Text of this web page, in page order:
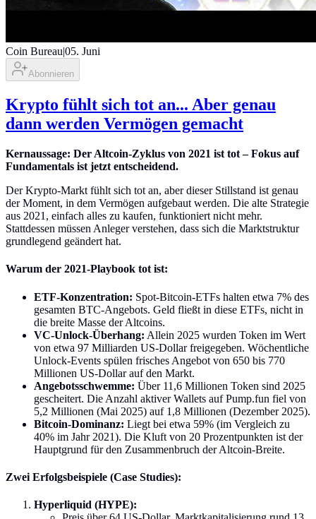
Coin Bureau|05. Juni
Abonnieren
Krypto fühlt sich tot an... Aber genau
dann werden Vermögen gemacht
Kernaussage: Der Altcoin-Zyklus von 2021 ist tot – Fokus auf
Fundamentals ist jetzt entscheidend.
Der Krypto-Markt fühlt sich tot an, aber dieser Stillstand ist genau
der Moment, in dem Vermögen aufgebaut werden. Die alte Strategie
aus 2021, einfach alles zu kaufen, funktioniert nicht mehr.
Stattdessen müssen Anleger verstehen, dass sich die Marktstruktur
grundlegend geändert hat.
Warum der 2021-Playbook tot ist:
ETF-Konzentration: Spot-Bitcoin-ETFs halten etwa 7% des
gesamten BTC-Angebots. Geld fließt in diese ETFs, nicht in
die breite Masse der Altcoins.
VC-Unlock-Überhang: Allein 2025 wurden Token im Wert
von etwa 97 Milliarden US-Dollar freigegeben. Wöchentliche
Unlock-Events spülen frisches Angebot von 650 bis 770
Millionen US-Dollar auf den Markt.
Angebotsschwemme: Über 11,6 Millionen Token sind 2025
gescheitert. Die Anzahl aktiver Wallets auf Pump.fun fiel von
5,2 Millionen (Mai 2025) auf 1,8 Millionen (Dezember 2025).
Bitcoin-Dominanz: Liegt bei etwa 59% (im Vergleich zu
40% im Jahr 2021). Die Kluft von 20 Prozentpunkten ist der
Hauptgrund für den Zusammenbruch der Altcoin-Breite.
Zwei Erfolgsbeispiele (Case Studies):
Hyperliquid (HYPE):